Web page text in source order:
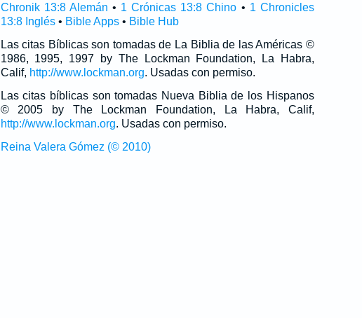
Chronik 13:8 Alemán • 1 Crónicas 13:8 Chino • 1 Chronicles
13:8 Inglés• Bible Apps• Bible Hub
Las citas Bíblicas son tomadas de La Biblia de las Américas ©
1986, 1995, 1997 by The Lockman Foundation, La Habra,
Calif, http://www.lockman.org. Usadas con permiso.
Las citas bíblicas son tomadas Nueva Biblia de los Hispanos
© 2005 by The Lockman Foundation, La Habra, Calif,
http://www.lockman.org. Usadas con permiso.
Reina Valera Gómez (© 2010)